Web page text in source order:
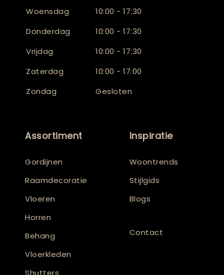
Woensdag
10:00 - 17:30
Donderdag
10:00 - 17:30
Vrijdag
10:00 - 17:30
Zaterdag
10:00 - 17:00
Zondag
Gesloten
Assortiment
Gordijnen
Raamdecoratie
Vloeren
Horren
Behang
Vloerkleden
Shutters
Inspiratie
Woontrends
Stijlgids
Blogs
Contact